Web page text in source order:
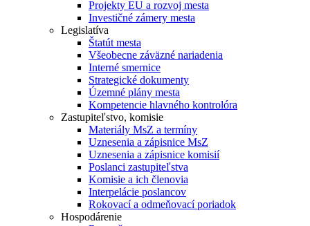
Projekty EU a rozvoj mesta
Investičné zámery mesta
Legislatíva
Štatút mesta
Všeobecne záväzné nariadenia
Interné smernice
Strategické dokumenty
Územné plány mesta
Kompetencie hlavného kontrolóra
Zastupiteľstvo, komisie
Materiály MsZ a termíny
Uznesenia a zápisnice MsZ
Uznesenia a zápisnice komisií
Poslanci zastupiteľstva
Komisie a ich členovia
Interpelácie poslancov
Rokovací a odmeňovací poriadok
Hospodárenie